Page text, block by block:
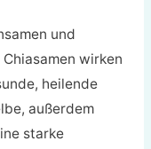
und
wirken
heilende
außerdem
starke